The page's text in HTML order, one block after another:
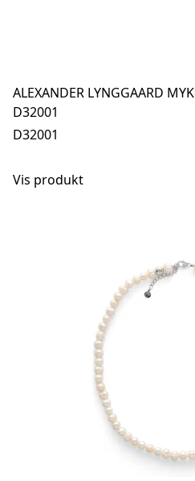
ALEXANDER LYNGGAARD
D32001
D32001
Vis produkt